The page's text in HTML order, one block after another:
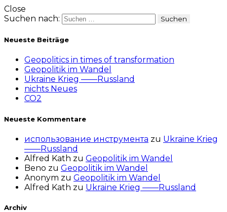
Close
Suchen nach:
Neueste Beiträge
Geopolitics in times of transformation
Geopolitik im Wandel
Ukraine Krieg ——Russland
nichts Neues
CO2
Neueste Kommentare
использование инструмента zu Ukraine Krieg
——Russland
Alfred Kath zu Geopolitik im Wandel
Beno zu Geopolitik im Wandel
Anonym zu Geopolitik im Wandel
Alfred Kath zu Ukraine Krieg ——Russland
Archiv